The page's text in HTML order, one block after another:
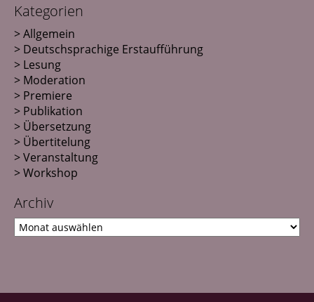
Kategorien
Allgemein
Deutschsprachige Erstaufführung
Lesung
Moderation
Premiere
Publikation
Übersetzung
Übertitelung
Veranstaltung
Workshop
Archiv